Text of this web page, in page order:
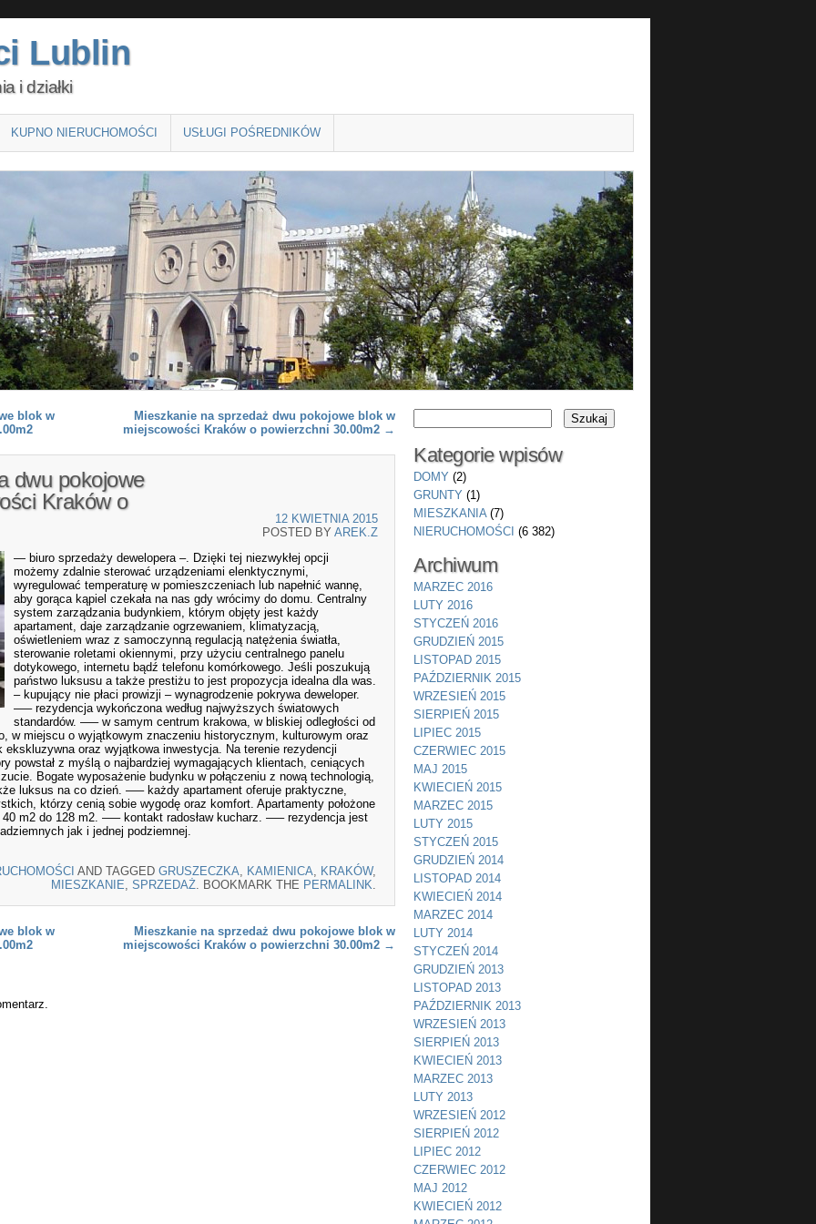
Lublin
i działki
KUPNO NIERUCHOMOŚCI USŁUGI POŚREDNIKÓW
blok w
Mieszkanie na sprzedaż dwu pokojowe blok w
miejscowości Kraków o powierzchni 30.00m2 →
dwu pokojowe
Kraków o
12 KWIETNIA 2015
POSTED BY AREK.Z
— biuro sprzedaży dewelopera –. Dzięki tej niezwykłej opcji
możemy zdalnie sterować urządzeniami elenktycznymi,
wyregulować temperaturę w pomieszczeniach lub napełnić wannę,
aby gorąca kąpiel czekała na nas gdy wrócimy do domu. Centralny
system zarządzania budynkiem, którym objęty jest każdy
apartament, daje zarządzanie ogrzewaniem, klimatyzacją,
oświetleniem wraz z samoczynną regulacją natężenia światła,
sterowanie roletami okiennymi, przy użyciu centralnego panelu
dotykowego, internetu bądź telefonu komórkowego. Jeśli poszukują
państwo luksusu a także prestiżu to jest propozycja idealna dla was.
– kupujący nie płaci prowizji – wynagrodzenie pokrywa deweloper.
—– rezydencja wykończona według najwyższych światowych
standardów. —– w samym centrum krakowa, w bliskiej odległości od
w miejscu o wyjątkowym znaczeniu historycznym, kulturowym oraz
oraz wyjątkowa inwestycja. Na terenie rezydencji
powstał z myślą o najbardziej wymagających klientach, ceniących
Bogate wyposażenie budynku w połączeniu z nową technologią,
luksus na co dzień. —– każdy apartament oferuje praktyczne,
którzy cenią sobie wygodę oraz komfort. Apartamenty położone
m2 do 128 m2. —– kontakt radosław kucharz. —– rezydencja jest
jak i jednej podziemnej.
AND TAGGED GRUSZECZKA KAMIENICA KRAKÓW,
MIESZKANIE SPRZEDAŻ . BOOKMARK THE PERMALINK
blok w
Mieszkanie na sprzedaż dwu pokojowe blok w
miejscowości Kraków o powierzchni 30.00m2 →
Kategorie wpisów
DOMY (2)
GRUNTY (1)
MIESZKANIA(7)
NIERUCHOMOŚCI (6 382)
Archiwum
MARZEC 2016
LUTY 2016
STYCZEŃ 2016
GRUDZIEŃ 2015
LISTOPAD 2015
PAŹDZIERNIK 2015
WRZESIEŃ 2015
SIERPIEŃ 2015
LIPIEC 2015
CZERWIEC 2015
MAJ 2015
KWIECIEŃ 2015
MARZEC 2015
LUTY 2015
STYCZEŃ 2015
GRUDZIEŃ 2014
LISTOPAD 2014
KWIECIEŃ 2014
MARZEC 2014
LUTY 2014
STYCZEŃ 2014
GRUDZIEŃ 2013
LISTOPAD 2013
PAŹDZIERNIK 2013
WRZESIEŃ 2013
SIERPIEŃ 2013
KWIECIEŃ 2013
MARZEC 2013
LUTY 2013
WRZESIEŃ 2012
SIERPIEŃ 2012
LIPIEC 2012
CZERWIEC 2012
MAJ 2012
KWIECIEŃ 2012